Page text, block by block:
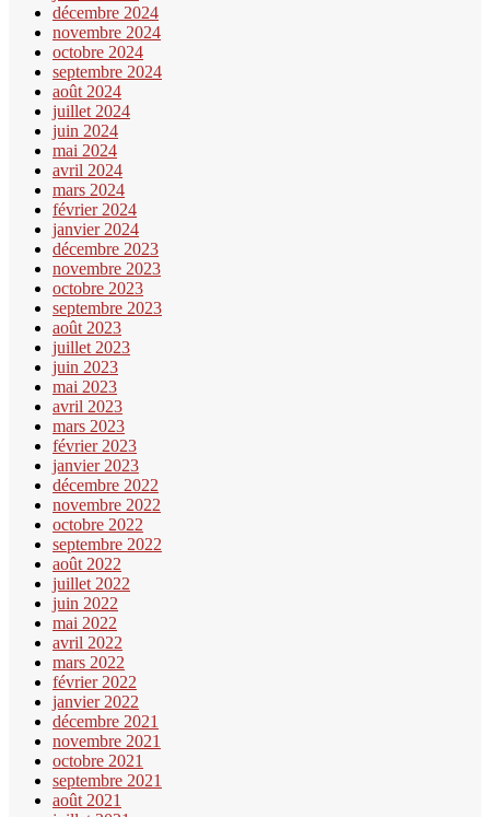
décembre 2024
novembre 2024
octobre 2024
septembre 2024
août 2024
juillet 2024
juin 2024
mai 2024
avril 2024
mars 2024
février 2024
janvier 2024
décembre 2023
novembre 2023
octobre 2023
septembre 2023
août 2023
juillet 2023
juin 2023
mai 2023
avril 2023
mars 2023
février 2023
janvier 2023
décembre 2022
novembre 2022
octobre 2022
septembre 2022
août 2022
juillet 2022
juin 2022
mai 2022
avril 2022
mars 2022
février 2022
janvier 2022
décembre 2021
novembre 2021
octobre 2021
septembre 2021
août 2021